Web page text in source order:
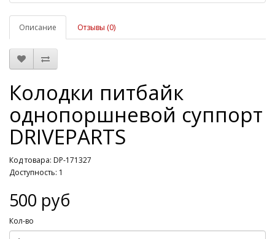
Описание Отзывы (0)
Колодки питбайк
однопоршневой суппорт
DRIVEPARTS
Код товара: DP-171327
Доступность: 1
500 руб
Кол-во